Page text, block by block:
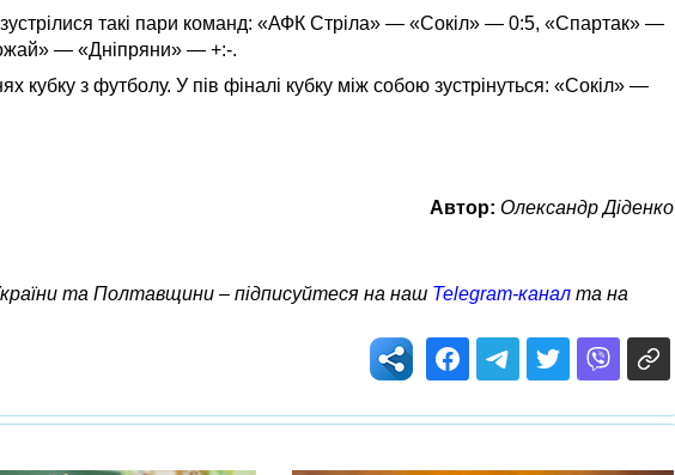
такі пари команд: «АФК Стріла» — «Сокіл» — 0:5, «Спартак» —
— «Дніпряни» — +:-.
кубку з футболу. У пів фіналі кубку між собою зустрінуться: «Сокіл» —
Автор: Олександр Діденко
та Полтавщини – підписуйтеся на наш Telegram-канал та на